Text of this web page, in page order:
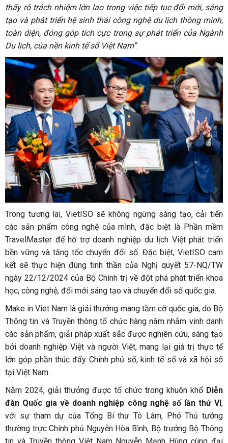
thấy rõ trách nhiệm lớn lao trong việc tiếp tục đổi mới, sáng
tạo và phát triển hệ sinh thái công nghệ du lịch thông minh,
toàn diện, đóng góp tích cực trong sự phát triển của Ngành
Du lịch, của nền kinh tế số Việt Nam”.
Trong tương lai, VietISO sẽ không ngừng sáng tạo, cải tiến
các sản phẩm công nghệ của mình, đặc biệt là Phần mềm
TravelMaster để hỗ trợ doanh nghiệp du lịch Việt phát triển
bền vững và tăng tốc chuyển đổi số. Đặc biệt, VietISO cam
kết sẽ thực hiện đúng tinh thần của Nghị quyết 57-NQ/TW
ngày 22/12/2024 của Bộ Chính trị về đột phá phát triển khoa
học, công nghệ, đổi mới sáng tạo và chuyển đổi số quốc gia.
Make in Viet Nam là giải thưởng mang tầm cỡ quốc gia, do Bộ
Thông tin và Truyền thông tổ chức hàng năm nhằm vinh danh
các sản phẩm, giải pháp xuất sắc được nghiên cứu, sáng tạo
bởi doanh nghiệp Việt và người Việt, mang lại giá trị thực tế
lớn góp phần thúc đẩy Chính phủ số, kinh tế số và xã hội số
tại Việt Nam.
Năm 2024, giải thưởng được tổ chức trong khuôn khổ Diễn
đàn Quốc gia về doanh nghiệp công nghệ số lần thứ VI,
với sự tham dự của Tổng Bí thư Tô Lâm, Phó Thủ tướng
thường trực Chính phủ Nguyễn Hòa Bình, Bộ trưởng Bộ Thông